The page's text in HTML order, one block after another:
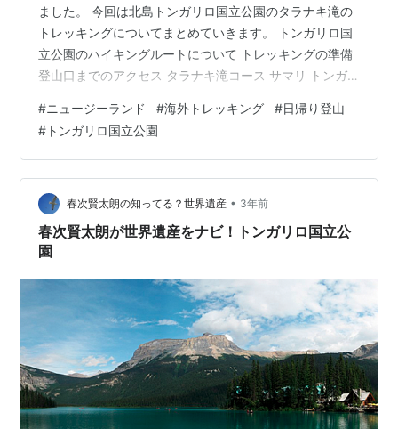
ました。 今回は北島トンガリロ国立公園のタラナキ滝の
トレッキングについてまとめていきます。 トンガリロ国
立公園のハイキングルートについて トレッキングの準備
登山口までのアクセス タラナキ滝コース サマリ トンガ
ングルート。 トンガリロ国立公園らしい広大な地形や、
森林の中を歩いたり、ダイナミックなTaranaki Fallsも楽
しめるルート。 それほど起伏も激しくないので、軽装で
気軽に歩くことができる初心者にもおすすめのルート。
ルート詳細はこちらのYAMAPでも 20230507 New…
#ニュージーランド #海外トレッキング #日帰り登山
# トンガリロ国立公園
春次賢太朗の知ってる？世界遺産 • 3年前
春次賢太朗が世界遺産をナビ！トンガリロ国立公
園